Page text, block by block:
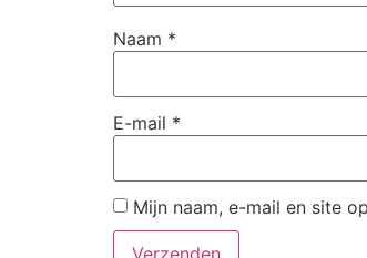
Naam *
E-mail *
Mijn naam, e-mail en site